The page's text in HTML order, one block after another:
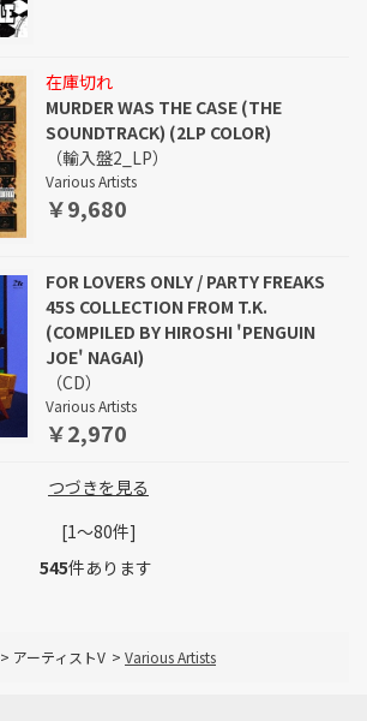
在庫切れ
MURDER WAS THE CASE (THE
SOUNDTRACK) (2LP COLOR)
（輸入盤2_LP）
Various Artists
￥9,680
FOR LOVERS ONLY / PARTY FREAKS
45S COLLECTION FROM T.K.
(COMPILED BY HIROSHI 'PENGUIN
JOE' NAGAI)
（CD）
Various Artists
￥2,970
つづきを見る
[1～80件]
545件あります
> アーティストV > Various Artists